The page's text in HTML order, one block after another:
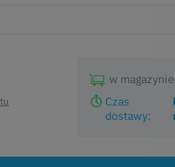
w
Czas
dostawy: